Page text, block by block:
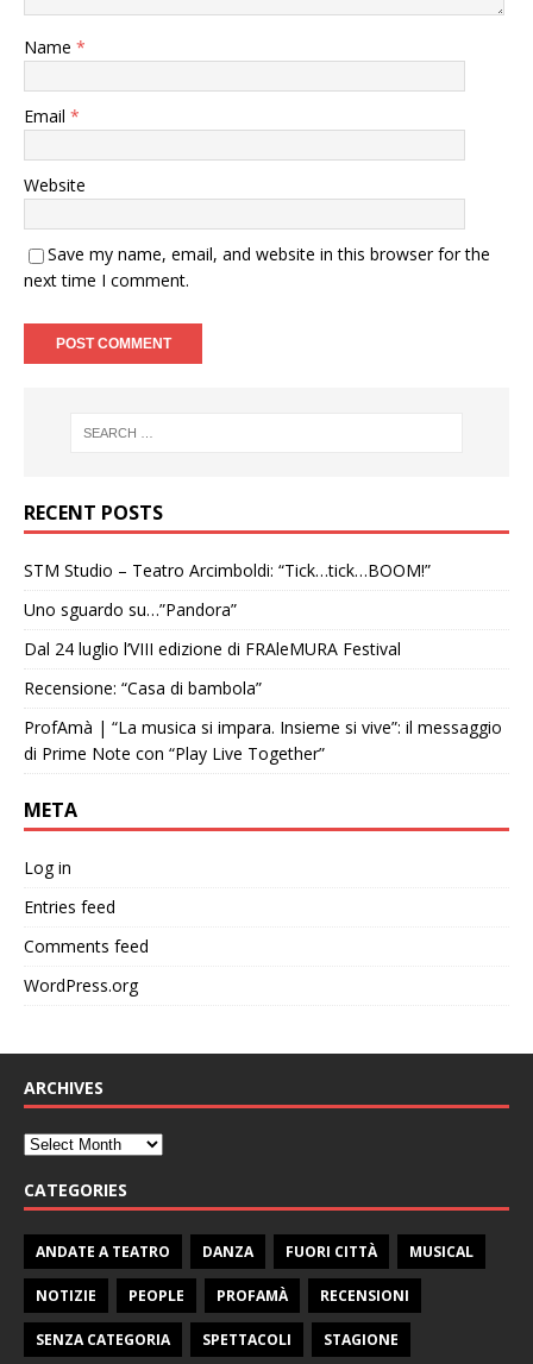
Name *
Email *
Website
Save my name, email, and website in this browser for the
next time I comment.
RECENT POSTS
STM Studio – Teatro Arcimboldi: “Tick…tick…BOOM!”
Uno sguardo su…”Pandora”
Dal 24 luglio l’VIII edizione di FRAleMURA Festival
Recensione: “Casa di bambola”
ProfAmà | “La musica si impara. Insieme si vive”: il messaggio
di Prime Note con “Play Live Together”
META
Log in
Entries feed
Comments feed
WordPress.org
ARCHIVES
CATEGORIES
ANDATE A TEATRO DANZA FUORI CITTÀ MUSICAL
NOTIZIE PEOPLE PROFAMÀ RECENSIONI
SENZA CATEGORIA SPETTACOLI STAGIONE